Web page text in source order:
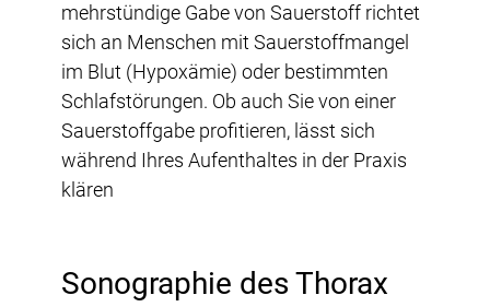
mehrstündige Gabe von Sauerstoff richtet
sich an Menschen mit Sauerstoffmangel
im Blut (Hypoxämie) oder bestimmten
Schlafstörungen. Ob auch Sie von einer
Sauerstoffgabe profitieren, lässt sich
während Ihres Aufenthaltes in der Praxis
klären
Sonographie des Thorax